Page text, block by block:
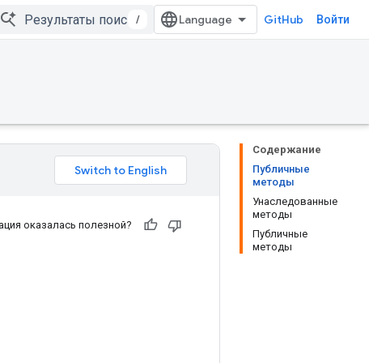
/ GitHub Войти
Содержание
Публичные
методы
Унаследованные
методы
Публичные
методы
оказалась полезной?